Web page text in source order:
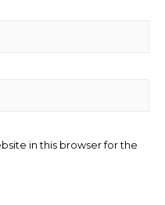
in this browser for the